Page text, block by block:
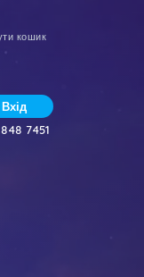
кошик
Вхід
7451